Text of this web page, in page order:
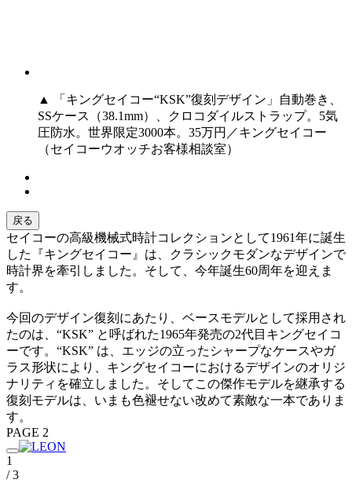
▲ 「キングセイコー“KSK”復刻デザイン」自動巻き、
SSケース（38.1mm）、クロコダイルストラップ。5気
圧防水。世界限定3000本。35万円／キングセイコー
（セイコーウオッチお客様相談室）
戻る
セイコーの高級機械式時計コレクションとして1961年に誕生
した『キングセイコー』は、クラシックモダンなデザインで
時計界を牽引しました。そして、今年誕生60周年を迎えま
す。
今回のデザイン復刻にあたり、ベースモデルとして採用され
たのは、“KSK” と呼ばれた1965年発売の2代目キングセイコ
ーです。“KSK” は、エッジの立ったシャープなケースやガ
ラス形状により、キングセイコーにおけるデザインのオリジ
ナリティを確立しました。そしてこの傑作モデルを継承する
復刻モデルは、いまも色褪せない改めて素敵な一本でありま
す。
PAGE 2
1
/ 3